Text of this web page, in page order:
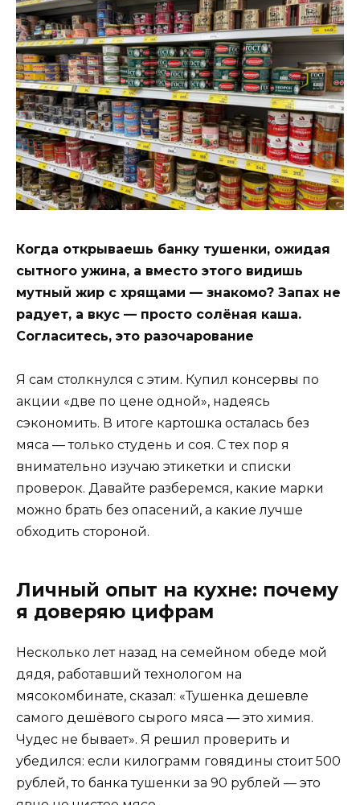
Когда открываешь банку тушенки, ожидая
сытного ужина, а вместо этого видишь
мутный жир с хрящами — знакомо? Запах не
радует, а вкус — просто солёная каша.
Согласитесь, это разочарование
Я сам столкнулся с этим. Купил консервы по
акции «две по цене одной», надеясь
сэкономить. В итоге картошка осталась без
мяса — только студень и соя. С тех пор я
внимательно изучаю этикетки и списки
проверок. Давайте разберемся, какие марки
можно брать без опасений, а какие лучше
обходить стороной.
Личный опыт на кухне: почему
я доверяю цифрам
Несколько лет назад на семейном обеде мой
дядя, работавший технологом на
мясокомбинате, сказал: «Тушенка дешевле
самого дешёвого сырого мяса — это химия.
Чудес не бывает». Я решил проверить и
убедился: если килограмм говядины стоит 500
рублей, то банка тушенки за 90 рублей — это